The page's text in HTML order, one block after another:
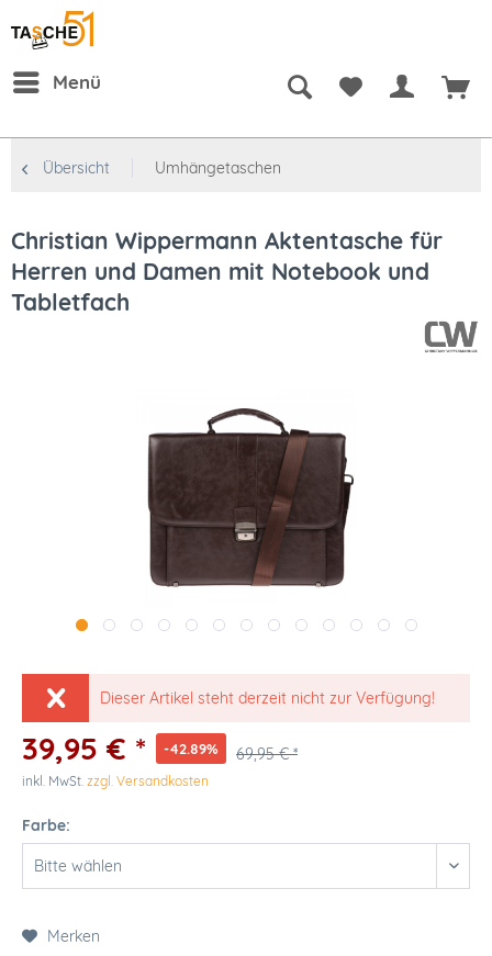
Menü
Übersicht Umhängetaschen
Christian Wippermann Aktentasche für
Herren und Damen mit Notebook und
Tabletfach
Dieser Artikel steht derzeit nicht zur Verfügung!
39,95 € * -42.89% 69,95 € *
inkl. MwSt. zzgl. Versandkosten
Farbe:
Merken